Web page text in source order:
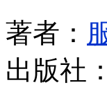
著者：
出版社：